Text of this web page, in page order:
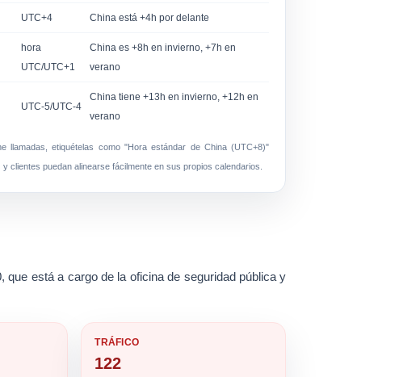
UTC+4 China está +4h por delante
hora
UTC/UTC+1
China es +8h en invierno, +7h en
verano
UTC-5/UTC-4
China tiene +13h en invierno, +12h en
verano
llamadas, etiquételas como "Hora estándar de China (UTC+8)"
clientes puedan alinearse fácilmente en sus propios calendarios.
, que está a cargo de la oficina de seguridad pública y
TRÁFICO
122